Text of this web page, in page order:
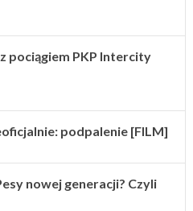
pociągiem PKP Intercity
podpalenie [FILM]
nowej generacji? Czyli